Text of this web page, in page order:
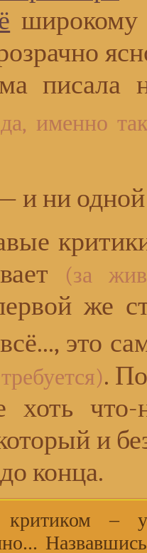
широкому
писала
именно
и ни одной
(за
же
это
.
что-
и
конца.
–